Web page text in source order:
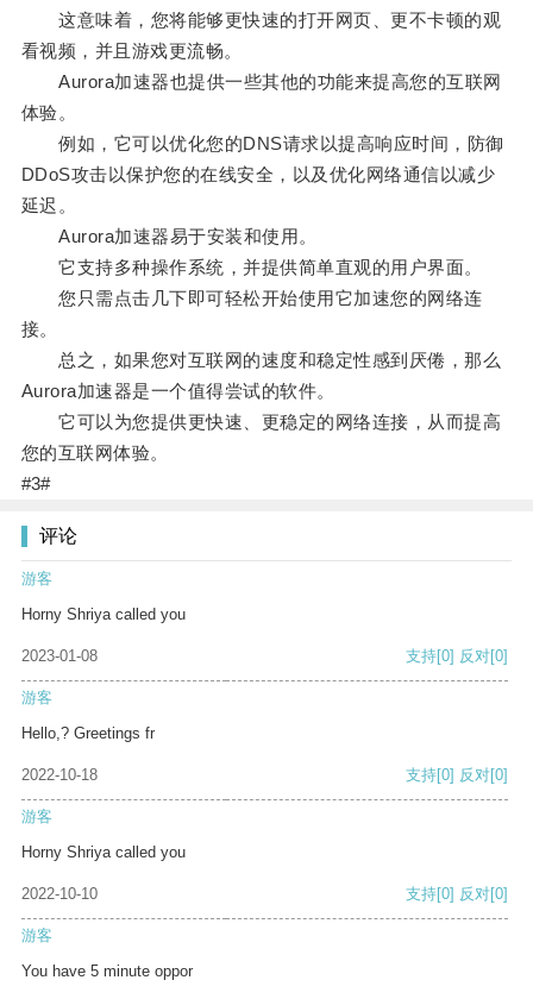
这意味着，您将能够更快速的打开网页、更不卡顿的观
看视频，并且游戏更流畅。
Aurora加速器也提供一些其他的功能来提高您的互联网
体验。
例如，它可以优化您的DNS请求以提高响应时间，防御
DDoS攻击以保护您的在线安全，以及优化网络通信以减少
延迟。
Aurora加速器易于安装和使用。
它支持多种操作系统，并提供简单直观的用户界面。
您只需点击几下即可轻松开始使用它加速您的网络连
接。
总之，如果您对互联网的速度和稳定性感到厌倦，那么
Aurora加速器是一个值得尝试的软件。
它可以为您提供更快速、更稳定的网络连接，从而提高
您的互联网体验。
#3#
评论
游客
Horny Shriya called you
2023-01-08 支持[0] 反对[0]
游客
Hello,? Greetings fr
2022-10-18 支持[0] 反对[0]
游客
Horny Shriya called you
2022-10-10 支持[0] 反对[0]
游客
You have 5 minute oppor